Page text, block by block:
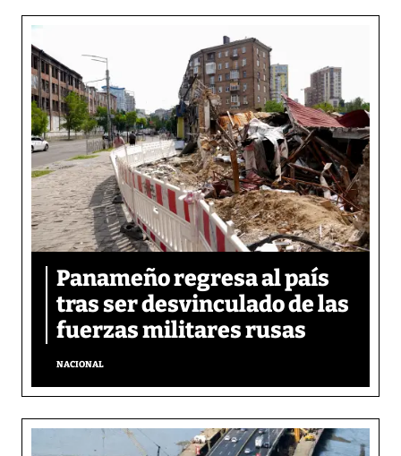
Panameño regresa al país
tras ser desvinculado de las
fuerzas militares rusas
NACIONAL